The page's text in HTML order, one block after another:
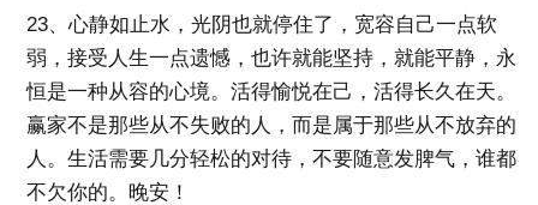
23、心静如止水，光阴也就停住了，宽容自己一点软
弱，接受人生一点遗憾，也许就能坚持，就能平静，永
恒是一种从容的心境。活得愉悦在己，活得长久在天。
赢家不是那些从不失败的人，而是属于那些从不放弃的
人。生活需要几分轻松的对待，不要随意发脾气，谁都
不欠你的。晚安！